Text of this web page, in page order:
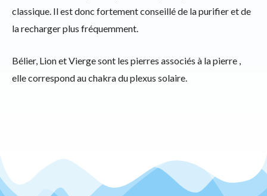
classique. Il est donc fortement conseillé de la purifier et de
la recharger plus fréquemment.
Bélier, Lion et Vierge sont les pierres associés à la pierre ,
elle correspond au chakra du plexus solaire.